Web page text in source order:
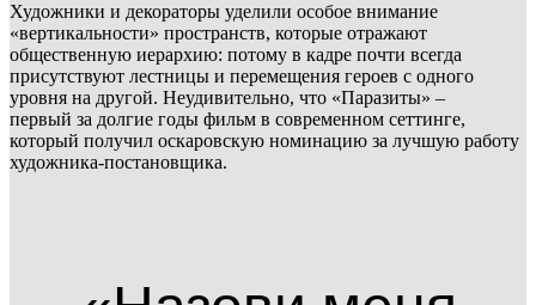
Художники и декораторы уделили особое внимание
«вертикальности» пространств, которые отражают
общественную иерархию: потому в кадре почти всегда
присутствуют лестницы и перемещения героев с одного
уровня на другой. Неудивительно, что «Паразиты» –
первый за долгие годы фильм в современном сеттинге,
который получил оскаровскую номинацию за лучшую работу
художника-постановщика.